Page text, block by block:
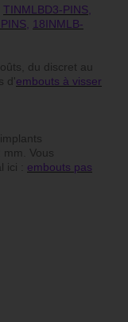
TINMLBD3-PINS
18INMLB-
du discret au
d'embouts à visser
Vous
ici : embouts pas